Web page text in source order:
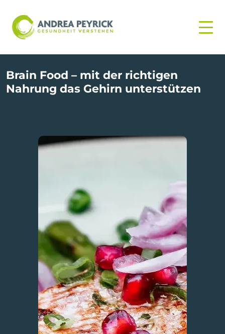
Brain Food – mit der richtigen
Nahrung das Gehirn unterstützen